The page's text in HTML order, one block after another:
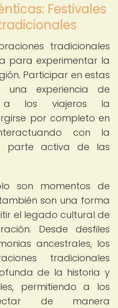
Festivales
tradicionales
para experimentar la
Participar en estas
una experiencia de
a los viajeros la
por completo en
con la
parte activa de las
son momentos de
son una forma
el legado cultural de
Desde desfiles
ancestrales, los
tradicionales
de la historia y
permitiendo a los
de manera